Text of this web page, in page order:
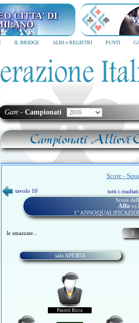
CITTA' DI
IL BRIDGE ALBI e REGISTRI PUNTI
Gare - Campionati
Campionati Allievi
Score -
tavolo 10
tutti i
Score
Affovs
1°
le smazzate... 1
sala APERTA
Pasotti Ricca